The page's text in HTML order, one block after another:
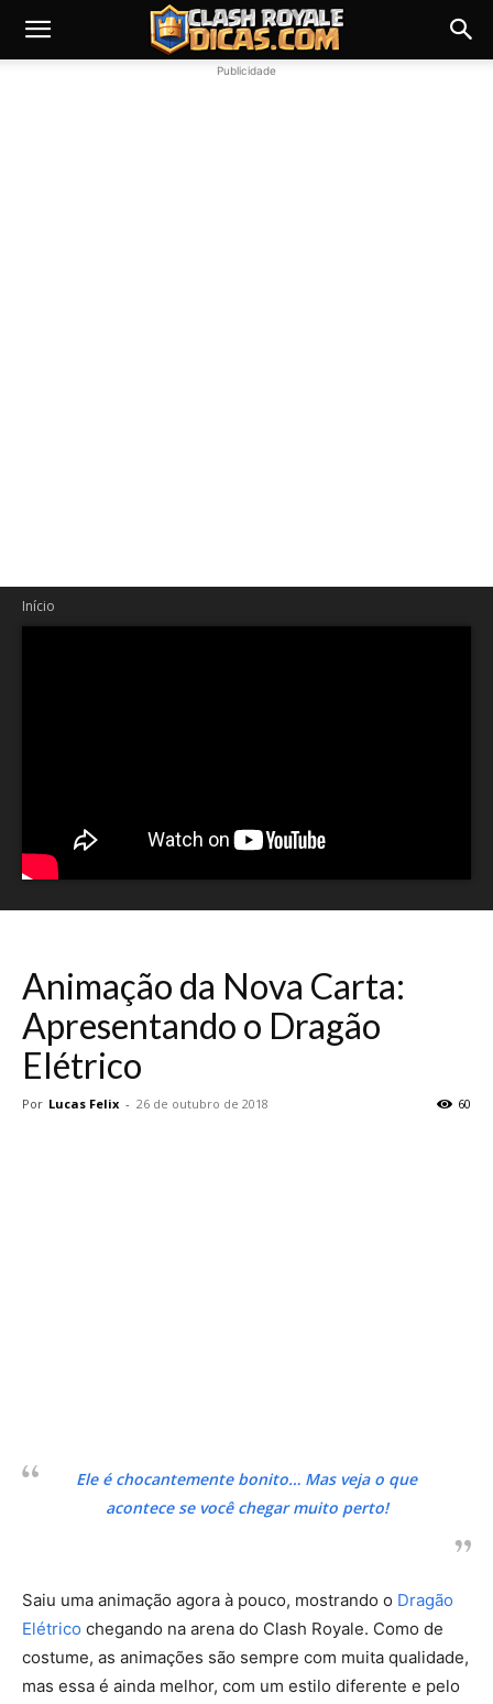
Publicidade
Início
Animação da Nova Carta:
Apresentando o Dragão
Elétrico
Por Lucas Felix - 26 de outubro de 2018 60
Ele é chocantemente bonito… Mas veja o que
acontece se você chegar muito perto!
Saiu uma animação agora à pouco, mostrando o Dragão
Elétrico chegando na arena do Clash Royale. Como de
costume, as animações são sempre com muita qualidade,
mas essa é ainda melhor, com um estilo diferente e pelo